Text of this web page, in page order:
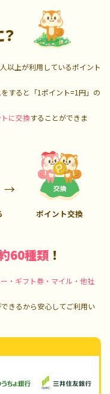
以上が利用しているポイント
をすると「1ポイント=1円」の
に交換することができま
ポイント交換
60種類 ！
・ギフト券・マイル・他社
きるから安心してご利用い